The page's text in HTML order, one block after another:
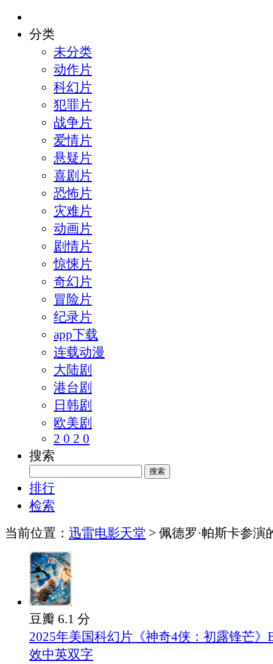
分类
未分类
动作片
科幻片
犯罪片
战争片
爱情片
悬疑片
喜剧片
恐怖片
灾难片
动画片
剧情片
惊悚片
奇幻片
冒险片
纪录片
app下载
连载动漫
大陆剧
港台剧
日韩剧
欧美剧
2 0 2 0
搜索
排行
检索
当前位置： 迅雷电影天堂 > 佩德罗·帕斯卡参演
豆瓣 6.1 分
2025年美国科幻片《神奇4侠：初露锋芒》
效中英双字